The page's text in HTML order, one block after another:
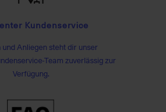
Kundenservice
und Anliegen steht dir unser
Team zuverlässig zur
Verfügung.